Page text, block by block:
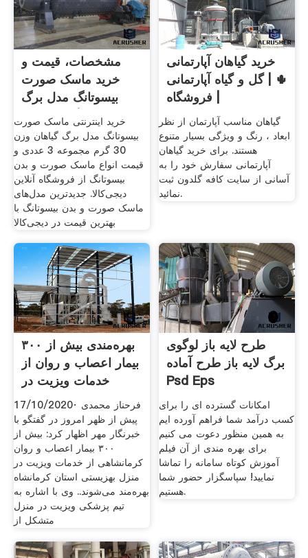
مشخصات، قیمت و
خرید ماسک صورت
بیسوتانگ مدل برگ
گیاهان وزن
خرید اینترنتی ماسک صورت
بیسوتانگ مدل برگ گیاهان وزن
30 گرم مجموعه 3 عددی و
قیمت انواع ماسک صورت و بدن
بیسوتانگ از فروشگاه آنلاین
دیجی‌کالا. جدیدترین مدل‌های
ماسک صورت و بدن بیسوتانگ با
بهترین قیمت در دیجی‌کالا
خرید گیاهان آپارتمانی
🌵 | گل و گیاه آپارتمانی
| فروشگاه
گیاهان مناسب آپارتمان از نظر
ابعاد ، رنگ و ویژگی بسیار متنوع
هستند. برای خرید گیاهان
آپارتمانی سفارش خود را به
آسانی از سایت کافه گلدون ثبت
نمائید.
بهره‌مندی بیش از ۳۰۰
بیمار اعصاب و روان از
خدمات ویزیت در
17/10/2020· فرحناز محمدی
پیش از ظهر امروز در گفتگو با
خبرنگار مهر اظهار کرد: بیش از
۳۰۰ بیمار اعصاب و روان
کرمانشاهی از خدمات ویزیت در
منزل بهزیستی استان کرمانشاه
بهره‌مند می‌شوند.. وی با اشاره به
تیم پزشکی ویزیت در منزل
متشکل از
طرح لایه باز لوگوی
برگ لایه باز طرح آماده
Psd Eps
امکانات گسترده ای را برای
کسب درآمد شما فراهم آورده ایم
به همین منظور دعوت می کنیم
برای بهره مندی از آن فیلم
آموزش کوتاه سامانه را تماشا
نمایید! سپاسگزار حضور شما
هستیم.